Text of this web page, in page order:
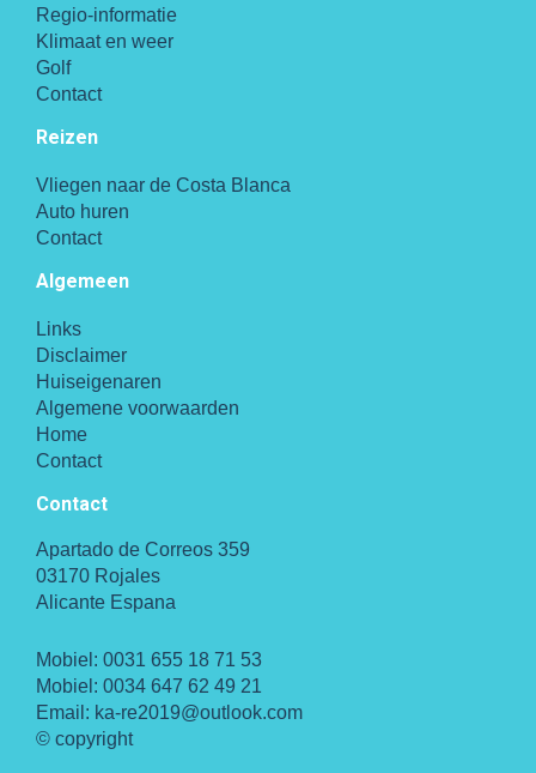
Regio-informatie
Klimaat en weer
Golf
Contact
Reizen
Vliegen naar de Costa Blanca
Auto huren
Contact
Algemeen
Links
Disclaimer
Huiseigenaren
Algemene voorwaarden
Home
Contact
Contact
Apartado de Correos 359
03170 Rojales
Alicante Espana
Mobiel: 0031 655 18 71 53
Mobiel: 0034 647 62 49 21
Email: ka-re2019@outlook.com
© copyright